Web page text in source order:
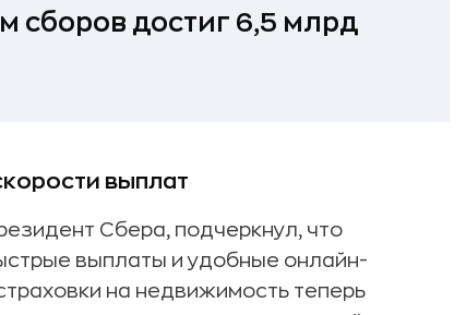
сборов достиг 6,5 млрд
выплат
Сбера, подчеркнул, что
выплаты и удобные онлайн-
на недвижимость теперь